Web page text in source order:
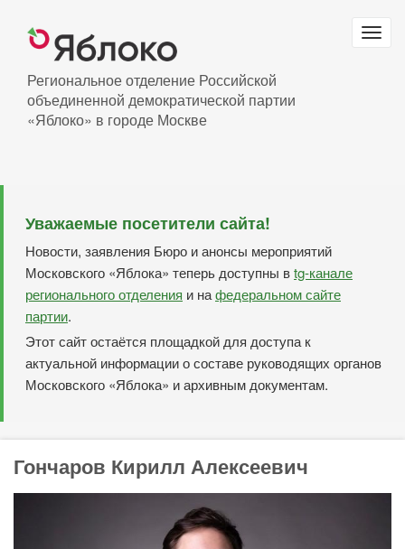
основному
Региональное отделение Российской
объединенной демократической партии
«Яблоко» в городе Москве
Уважаемые посетители сайта!
Новости, заявления Бюро и анонсы мероприятий
Московского «Яблока» теперь доступны вtg-канале
регионального отделения и нафедеральном сайте
партии.
Этот сайт остаётся площадкой для доступа к
актуальной информации о составе руководящих органов
Московского «Яблока» и архивным документам.
Гончаров Кирилл Алексеевич